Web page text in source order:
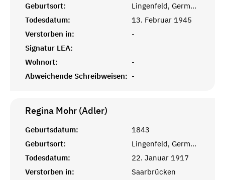
Geburtsort:
Lingenfeld, Germersheim
Todesdatum:
13. Februar 1945
Verstorben in:
-
Signatur LEA:
Wohnort:
-
Abweichende Schreibweisen: -
Regina Mohr (Adler)
Geburtsdatum:
1843
Geburtsort:
Lingenfeld, Germersheim, Pfalz
Todesdatum:
22. Januar 1917
Verstorben in:
Saarbrücken